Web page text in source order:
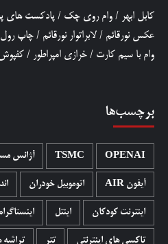
کابل ابهر / وام روی چک / پادکست های
عکس نورقائم / لابراتوار نورقائم / چاپ رول
وام با سیم کارت / خرازی امپراطور /
برچسب‌ها
OPENAI
TSMC آژانس
آیفون AIR اتوموبیل خودران
اینترنت کودکان اینتل
تاکسی های اینترنتی تتر